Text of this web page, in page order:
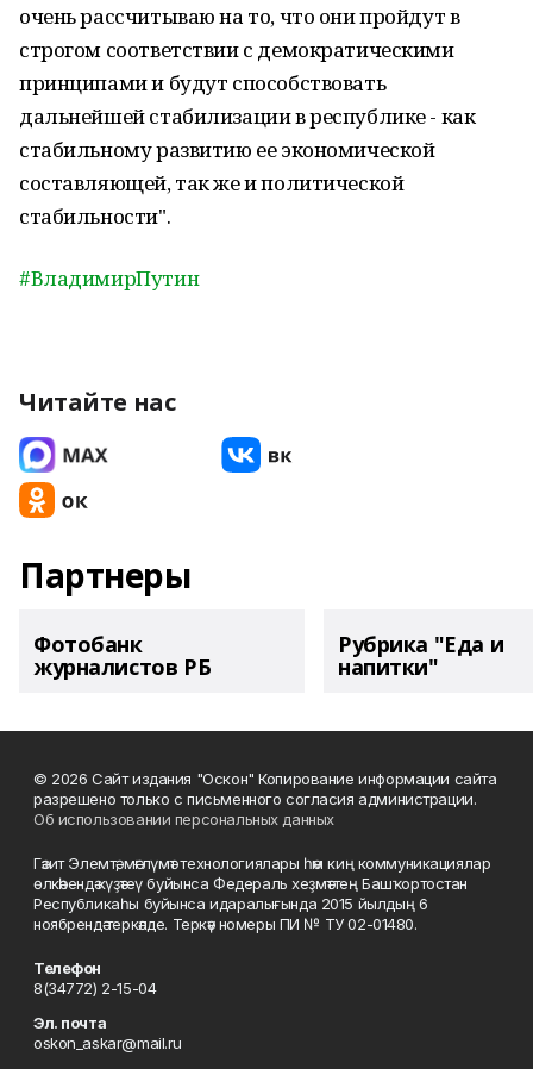
очень рассчитываю на то, что они пройдут в
строгом соответствии с демократическими
принципами и будут способствовать
дальнейшей стабилизации в республике - как
стабильному развитию ее экономической
составляющей, так же и политической
стабильности".
#ВладимирПутин
Читайте нас
Партнеры
Фотобанк
журналистов РБ
Рубрика "Еда и
напитки"
© 2026 Сайт издания "Оскон" Копирование информации сайта
разрешено только с письменного согласия администрации.
Об использовании персональных данных
Гәзит Элемтә, мәғлүмәт технологиялары һәм киң коммуникациялар
өлкәһендә күҙәтеү буйынса Федераль хеҙмәттең Башҡортостан
Республикаһы буйынса идаралығында 2015 йылдың 6
ноябрендә теркәлде. Теркәү номеры ПИ № ТУ 02-01480.
Телефон
8(34772) 2-15-04
Эл. почта
oskon_askar@mail.ru